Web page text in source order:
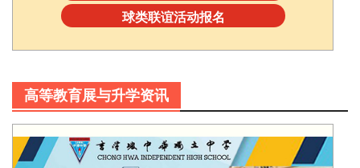
球类联谊活动报名
高等教育展与升学资讯